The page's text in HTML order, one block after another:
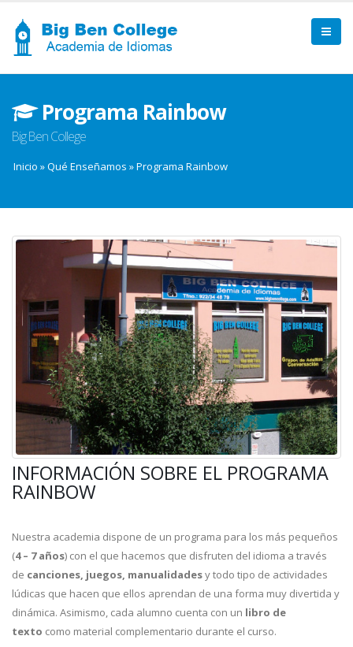
Programa Rainbow
Big Ben College
Inicio »Qué Enseñamos »Programa Rainbow
INFORMACIÓN SOBRE EL PROGRAMA
RAINBOW
Nuestra academia dispone de un programa para los más pequeños
(4 – 7 años) con el que hacemos que disfruten del idioma a través
de canciones, juegos, manualidadesy todo tipo de actividades
lúdicas que hacen que ellos aprendan de una forma muy divertida y
dinámica. Asimismo, cada alumno cuenta con un libro de
texto como material complementario durante el curso.